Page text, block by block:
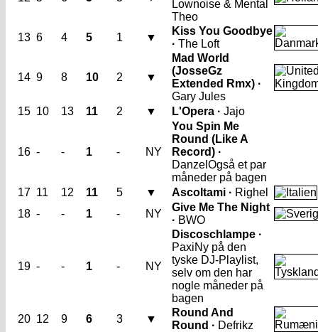
Lownoise & Mental
Theo
13 6 4 5 1 ▼
Kiss You Goodbye
· The Loft
14 9 8 10 2 ▼
Mad World
(JosseGz
Extended Rmx) ·
Gary Jules
15 10 13 11 2 ▼ L'Opera · Jajo
16 - - 1 - NY
You Spin Me
Round (Like A
Record) ·
Danzel Også et par
måneder på bagen
17 11 12 11 5 ▼ Ascoltami · Righel
18 - - 1 - NY
Give Me The Night
· BWO
19 - - 1 - NY
Discoschlampe ·
PaxiNy på den
tyske DJ-Playlist,
selv om den har
nogle måneder på
bagen
20 12 9 6 3 ▼
Round And
Round · Defrikz